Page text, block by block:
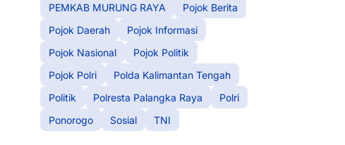
PEMKAB MURUNG RAYA
Pojok Berita
Pojok Daerah
Pojok Informasi
Pojok Nasional
Pojok Politik
Pojok Polri
Polda Kalimantan Tengah
Politik
Polresta Palangka Raya
Polri
Ponorogo
Sosial TNI